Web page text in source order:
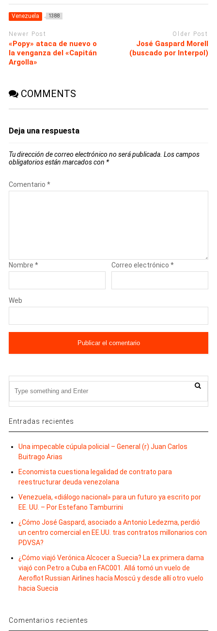
Venezuela 1388
Newer Post
«Popy» ataca de nuevo o
la venganza del «Capitán
Argolla»
Older Post
José Gaspard Morell
(buscado por Interpol)
COMMENTS
Deja una respuesta
Tu dirección de correo electrónico no será publicada. Los campos
obligatorios están marcados con *
Comentario *
Nombre * Correo electrónico*
Web
Entradas recientes
Una impecable cúpula policial – General (r) Juan Carlos
Buitrago Arias
Economista cuestiona legalidad de contrato para
reestructurar deuda venezolana
Venezuela, «diálogo nacional» para un futuro ya escrito por
EE. UU. – Por Estefano Tamburrini
¿Cómo José Gaspard, asociado a Antonio Ledezma, perdió
un centro comercial en EE.UU. tras contratos millonarios con
PDVSA?
¿Cómo viajó Verónica Alcocer a Suecia? La ex primera dama
viajó con Petro a Cuba en FAC001. Allá tomó un vuelo de
Aeroflot Russian Airlines hacía Moscú y desde allí otro vuelo
hacia Suecia
Comentarios recientes